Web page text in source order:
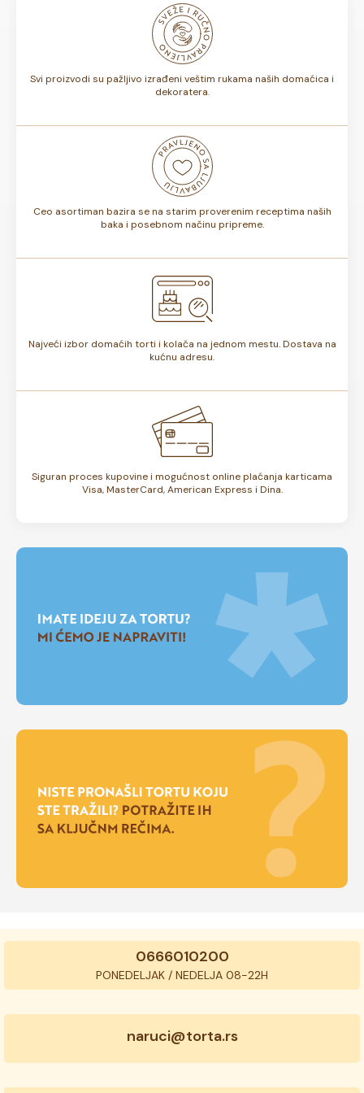
odnosno, da li sadrže voće ili ne, rok trajanja torte može
biti od 7 do 10 dana. Rok trajanja je istaknut na deklaraciji
Svi proizvodi su pažljivo izrađeni veštim rukama naših domaćica i
dekoratera.
Ceo asortiman bazira se na starim proverenim receptima naših
baka i posebnom načinu pripreme.
Najveći izbor domaćih torti i kolača na jednom mestu. Dostava na
kućnu adresu.
Siguran proces kupovine i mogućnost online plaćanja karticama
Visa, MasterCard, American Express i Dina.
0666010200
PONEDELJAK / NEDELJA 08-22H
naruci@torta.rs